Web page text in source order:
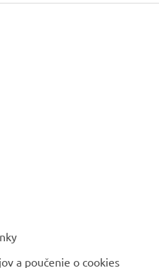
a poučenie o cookies